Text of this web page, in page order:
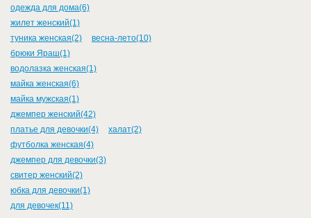
одежда для дома(6)
жилет женский(1)
туника женская(2)
весна-лето(10)
брюки Яраш(1)
водолазка женская(1)
майка женская(6)
майка мужская(1)
джемпер женский(42)
платье для девочки(4)
халат(2)
футболка женская(4)
джемпер для девочки(3)
свитер женский(2)
юбка для девочки(1)
для девочек(11)